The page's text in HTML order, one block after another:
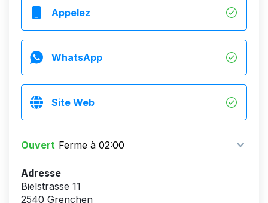
Appelez
WhatsApp
Site Web
Ouvert Ferme à 02:00
Adresse
Bielstrasse 11
2540 Grenchen